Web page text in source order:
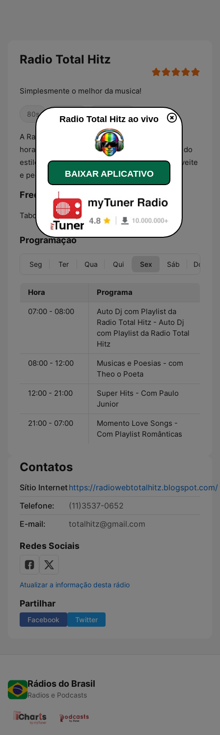
Radio Total Hitz
Simplesmente o melhor da musica!
80s Anos 90 Romântica
A Radio Total Hitz, oferece a você, musicas 24
horas por dia, sem parar. A rádio toca o melhor do
estilo anos 80, 90 e musicas Românticas. Aproveite
e peça sua musica!
Frequências Radio Total Hitz:
Taboão da Serra: Online
Programação
Seg Ter Qua Qui Sex Sáb Dom
Hora Programa
07:00 - 08:00
Auto Dj com Playlist da
Radio Total Hitz - Auto Dj
com Playlist da Radio Total
Hitz
08:00 - 12:00
Musicas e Poesias - com
Theo o Poeta
12:00 - 21:00
Super Hits - Com Paulo
Junior
21:00 - 07:00
Momento Love Songs -
Com Playlist Românticas
Contatos
Sítio Internethttps://radiowebtotalhitz.blogspot.com/
Telefone:
(11)3537-0652
E-mail:
totalhitz@gmail.com
Redes Sociais
Atualizar a informação desta rádio
Partilhar
Facebook Twitter
Rádios do Brasil
Radios e Podcasts
Radio Total Hitz ao vivo
BAIXAR APLICATIVO